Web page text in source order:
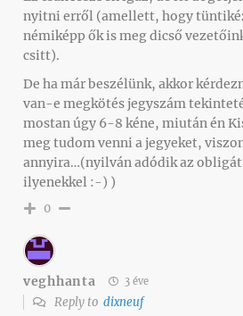
nyitni erről (amellett, hogy
némiképp ők is meg dicső
csitt).
De ha már beszélünk, akkor
van-e megkötés jegyszám
mostan úgy 6-8 kéne, miután én
meg tudom venni a jegyeket,
annyira…(nyilván adódik az
ilyenekkel :-) )
0
veghhanta 3 éve
Reply to dixneuf